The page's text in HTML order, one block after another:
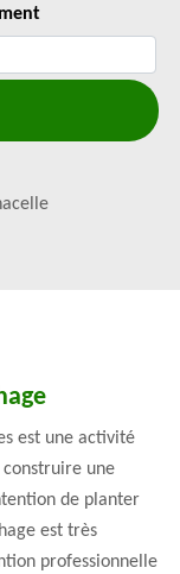
est une activité
construire une
de planter
est très
professionnelle